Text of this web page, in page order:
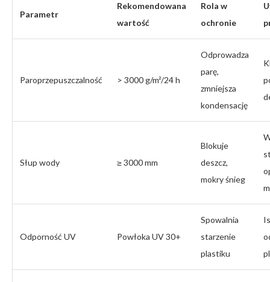
Parametr
Rekomendowana
wartość
Rola w
ochronie
Paroprzepuszczalność > 3000 g/m²/24 h
Odprowadza
parę,
zmniejsza
kondensację
Słup wody ≥ 3000 mm
Blokuje
deszcz,
mokry śnieg
Odporność UV Powłoka UV 30+
Spowalnia
starzenie
plastiku